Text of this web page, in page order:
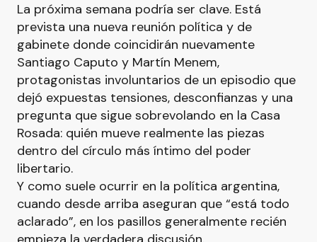
La próxima semana podría ser clave. Está
prevista una nueva reunión política y de
gabinete donde coincidirán nuevamente
Santiago Caputo y Martín Menem,
protagonistas involuntarios de un episodio que
dejó expuestas tensiones, desconfianzas y una
pregunta que sigue sobrevolando en la Casa
Rosada: quién mueve realmente las piezas
dentro del círculo más íntimo del poder
libertario.
Y como suele ocurrir en la política argentina,
cuando desde arriba aseguran que “está todo
aclarado”, en los pasillos generalmente recién